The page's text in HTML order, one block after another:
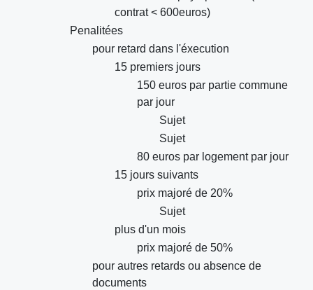
contrat < 600euros)
Penalitées
pour retard dans l'éxecution
15 premiers jours
150 euros par partie commune
par jour
Sujet
Sujet
80 euros par logement par jour
15 jours suivants
prix majoré de 20%
Sujet
plus d'un mois
prix majoré de 50%
pour autres retards ou absence de
documents